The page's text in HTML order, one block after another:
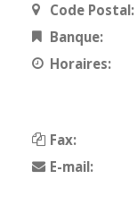
Code Postal:
Banque:
Horaires:
Fax:
E-mail: